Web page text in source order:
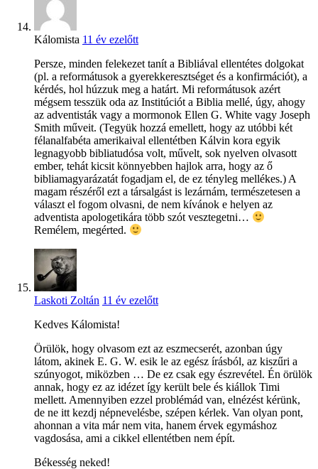
Kálomista 11 év ezelőtt
Persze, minden felekezet tanít a Bibliával ellentétes dolgokat
(pl. a reformátusok a gyerekkeresztséget és a konfirmációt), a
kérdés, hol húzzuk meg a határt. Mi reformátusok azért
mégsem tesszük oda az Institúciót a Biblia mellé, úgy, ahogy
az adventisták vagy a mormonok Ellen G. White vagy Joseph
Smith műveit. (Tegyük hozzá emellett, hogy az utóbbi két
félanalfabéta amerikaival ellentétben Kálvin kora egyik
legnagyobb bibliatudósa volt, művelt, sok nyelven olvasott
ember, tehát kicsit könnyebben hajlok arra, hogy az ő
bibliamagyarázatát fogadjam el, de ez tényleg mellékes.) A
magam részéről ezt a társalgást is lezárnám, természetesen a
választ el fogom olvasni, de nem kívánok e helyen az
adventista apologetikára több szót vesztegetni…
Remélem, megérted.
Laskoti Zoltán 11 év ezelőtt
Kedves Kálomista!
Örülök, hogy olvasom ezt az eszmecserét, azonban úgy
látom, akinek E. G. W. esik le az egész írásból, az kiszűri a
szúnyogot, miközben … De ez csak egy észrevétel. Én örülök
annak, hogy ez az idézet így került bele és kiállok Timi
mellett. Amennyiben ezzel problémád van, elnézést kérünk,
de ne itt kezdj népnevelésbe, szépen kérlek. Van olyan pont,
ahonnan a vita már nem vita, hanem érvek egymáshoz
vagdosása, ami a cikkel ellentétben nem épít.
Békesség neked!